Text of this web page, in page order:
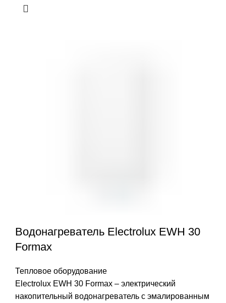
Водонагреватель Electrolux EWH 30
Formax
Тепловое оборудование
Electrolux EWH 30 Formax – электрический
накопительный водонагреватель с эмалированным